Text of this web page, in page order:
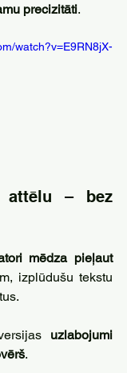
precizitāti.
watch?v=E9RN8jX-
attēlu – bez
mēdza pieļaut
izplūdušu tekstu
uzlabojumi
.